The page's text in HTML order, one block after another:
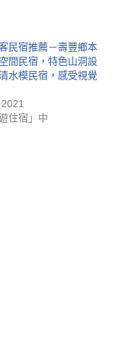
民宿推薦－壽豐鄉本
間民宿，特色山洞設
水模民宿，感受視覺
住宿」中